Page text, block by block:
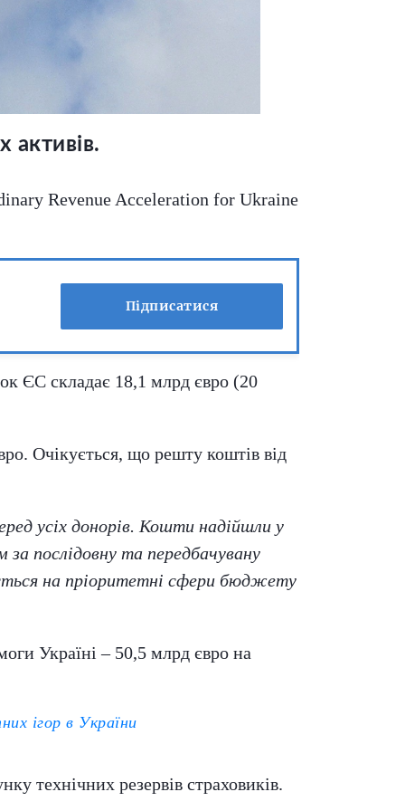
активів.
Revenue Acceleration for Ukraine
Підписатися
ЄС складає 18,1 млрд євро (20
Очікується, що решту коштів від
усіх донорів. Кошти надійшли у
послідовну та передбачувану
на пріоритетні сфери бюджету
Україні – 50,5 млрд євро на
ігор в України
технічних резервів страховиків.